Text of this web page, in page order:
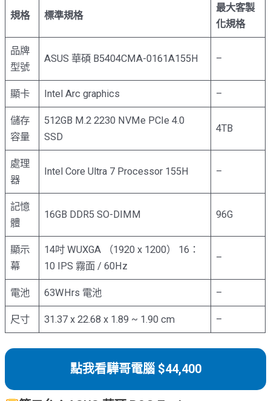
規格 標準規格
最大客製
化規格
品牌
型號
ASUS 華碩 B5404CMA-0161A155H –
顯卡 Intel Arc graphics –
儲存
容量
512GB M.2 2230 NVMe PCIe 4.0
SSD
4TB
處理
器
Intel Core Ultra 7 Processor 155H –
記憶
體
16GB DDR5 SO-DIMM 96G
顯示
幕
14吋 WUXGA （1920 x 1200） 16：
10 IPS 霧面 / 60Hz
–
電池 63WHrs 電池 –
尺寸 31.37 x 22.68 x 1.89 ~ 1.90 cm –
點我看驊哥電腦 $44,400